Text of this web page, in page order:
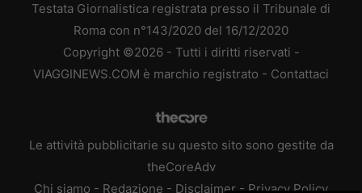
Testata Giornalistica registrata presso il Tribunale di
Roma con n°143/2020 del 16/12/2020
Copyright ©2026 - Tutti i diritti riservati -
VIAGGINEWS.COM è marchio registrato - Contattaci
Le attività pubblicitarie su questo sito sono gestite da
theCoreAdv
Chi siamo - Redazione - Disclaimer - Privacy Policy